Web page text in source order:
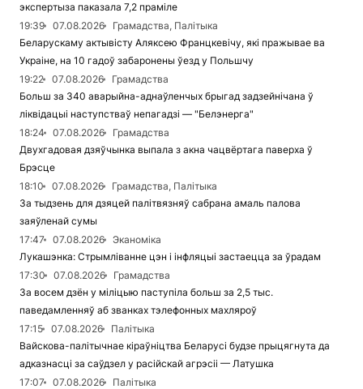
экспертыза паказала 7,2 праміле
19:39
07.08.2026
Грамадства, Палітыка
Беларускаму актывісту Аляксею Францкевічу, які пражывае ва
Украіне, на 10 гадоў забаронены ўезд у Польшчу
19:22
07.08.2026
Грамадства
Больш за 340 аварыйна-аднаўленчых брыгад задзейнічана ў
ліквідацыі наступстваў непагадзі — "Белэнерга"
18:24
07.08.2026
Грамадства
Двухгадовая дзяўчынка выпала з акна чацвёртага паверха ў
Брэсце
18:10
07.08.2026
Грамадства, Палітыка
За тыдзень для дзяцей палітвязняў сабрана амаль палова
заяўленай сумы
17:47
07.08.2026
Эканоміка
Лукашэнка: Стрымліванне цэн і інфляцыі застаецца за ўрадам
17:30
07.08.2026
Грамадства
За восем дзён у міліцыю паступіла больш за 2,5 тыс.
паведамленняў аб званках тэлефонных махляроў
17:15
07.08.2026
Палітыка
Вайскова-палітычнае кіраўніцтва Беларусі будзе прыцягнута да
адказнасці за саўдзел у расійскай агрэсіі — Латушка
17:07
07.08.2026
Палітыка